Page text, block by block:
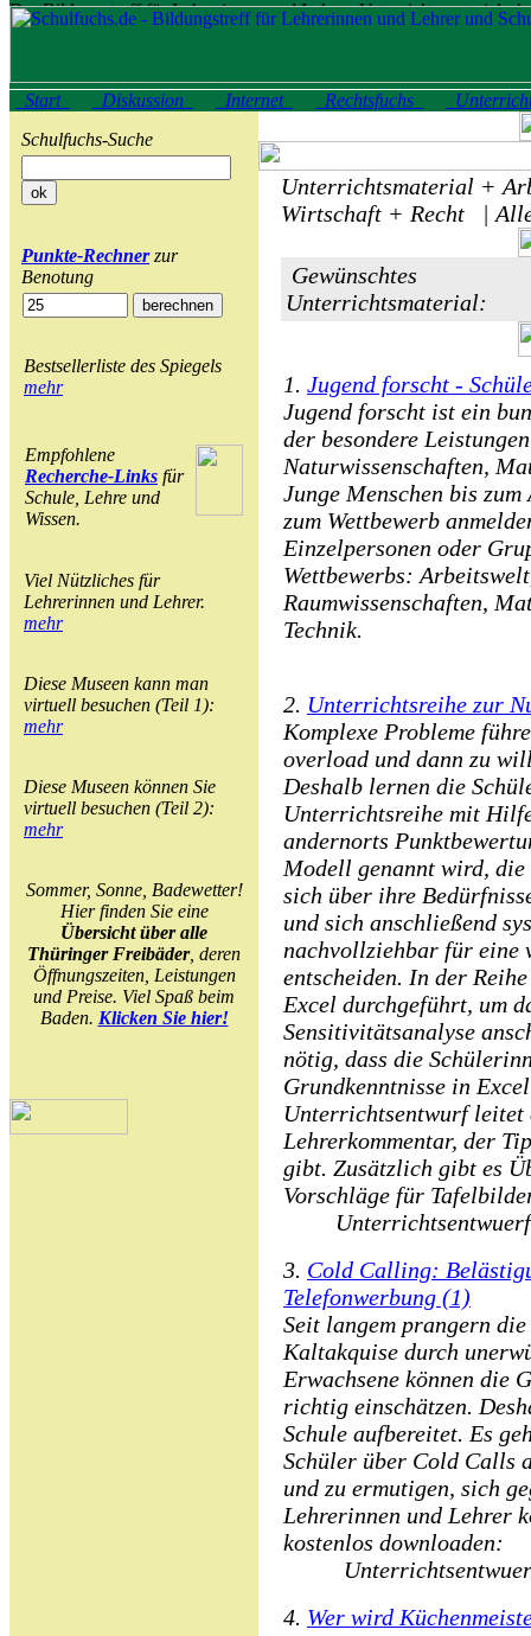
Start Diskussion Internet Rechtsfuchs
Schulfuchs-Suche
Punkte-Rechnerzur
Benotung
Bestsellerliste des Spiegels
mehr
Empfohlene
Recherche-Links für
Schule, Lehre und
Wissen.
Viel Nützliches für
Lehrerinnen und Lehrer.
mehr
Diese Museen kann man
virtuell besuchen (Teil 1):
mehr
Diese Museen können Sie
virtuell besuchen (Teil 2):
mehr
Sommer, Sonne, Badewetter!
Hier finden Sie eine
Übersicht über alle
Thüringer Freibäder, deren
Öffnungszeiten, Leistungen
und Preise. Viel Spaß beim
Baden. Klicken Sie hier!
Unterrichtsmaterial +
Wirtschaft + Recht |
Gewünschtes
Unterrichtsmaterial:
1. Jugend forscht -
Jugend forscht ist ein
der besondere
Naturwissenschaften,
Junge Menschen bis
zum Wettbewerb
Einzelpersonen oder
Wettbewerbs:
Raumwissenschaften,
Technik.
2. Unterrichtsreihe zur
Komplexe Probleme
overload und dann zu
Deshalb lernen die
Unterrichtsreihe mit
andernorts
Modell genannt wird,
sich über ihre
und sich anschließend
nachvollziehbar für eine
entscheiden. In der
Excel durchgeführt, um
Sensitivitätsanalyse
nötig, dass die
Grundkenntnisse in
Unterrichtsentwurf
Lehrerkommentar, der
gibt. Zusätzlich gibt es
Vorschläge für
3. Cold Calling:
Telefonwerbung (1)
Seit langem prangern
Kaltakquise durch
Erwachsene können die
richtig einschätzen.
Schule aufbereitet. Es
Schüler über Cold Calls
und zu ermutigen, sich
Lehrerinnen und Lehrer
kostenlos downloaden:
4. Wer wird